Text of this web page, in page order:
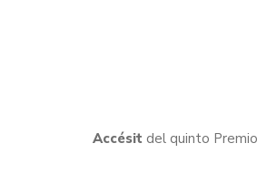
Accésit del quinto